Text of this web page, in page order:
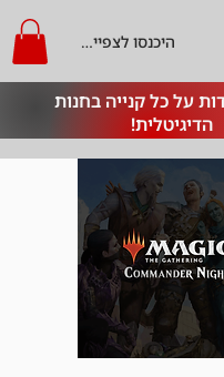
על כל קנייה בחנות
הדיגיטלית!
היכנסו לצפייה בקרדיט